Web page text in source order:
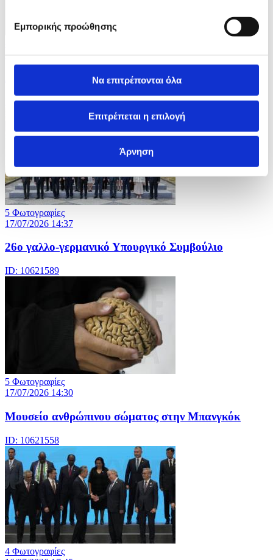
Εμπορικής προώθησης
Να επιτρέπονται όλα
Επιτρέπεται η επιλογή
Άρνηση
17/07/2026 14:41
Διεθνές Φεστιβάλ Κινηματογράφου Σαν Σεμπαστιάν
ID: 10621604
5 Φωτογραφίες
17/07/2026 14:37
26ο γαλλο-γερμανικό Υπουργικό Συμβούλιο
ID: 10621589
5 Φωτογραφίες
17/07/2026 14:30
Μουσείο ανθρώπινου σώματος στην Μπανγκόκ
ID: 10621558
4 Φωτογραφίες